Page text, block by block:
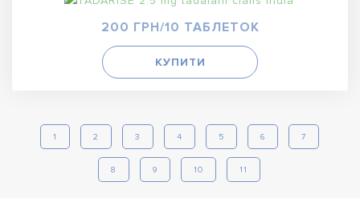
200 ГРН/10 ТАБЛЕТОК
КУПИТИ
1 2 3 4 5 6 7
8 9 10 11